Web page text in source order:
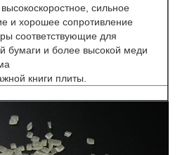
сильное
и хорошее сопротивление
соответствующие для
бумаги и более высокой меди
книги плиты.